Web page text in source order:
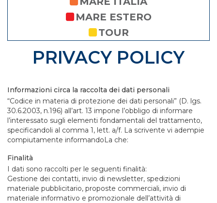
MARE ESTERO
TOUR
PRIVACY POLICY
Informazioni circa la raccolta dei dati personali
“Codice in materia di protezione dei dati personali” (D. lgs.
30.6.2003, n.196) all’art. 13 impone l’obbligo di informare
l’interessato sugli elementi fondamentali del trattamento,
specificandoli al comma 1, lett. a/f. La scrivente vi adempie
compiutamente informandoLa che:
Finalità
I dati sono raccolti per le seguenti finalità:
Gestione dei contatti, invio di newsletter, spedizioni
materiale pubblicitario, proposte commerciali, invio di
materiale informativo e promozionale dell’attività di